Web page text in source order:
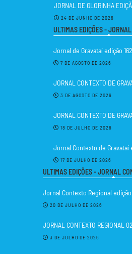
JORNAL DE GLORINHA
24 DE JUNHO DE 2026
ULTIMAS EDIÇÕES -
Jornal de Gravataí edição 162
7 DE AGOSTO DE 2026
JORNAL CONTEXTO DE
3 DE AGOSTO DE 2026
JORNAL CONTEXTO DE
18 DE JULHO DE 2026
Jornal Contexto de Gravataí
17 DE JULHO DE 2026
ULTIMAS EDIÇÕES - JORNAL
Jornal Contexto Regional
20 DE JULHO DE 2026
JORNAL CONTEXTO REGIONAL
3 DE JULHO DE 2026